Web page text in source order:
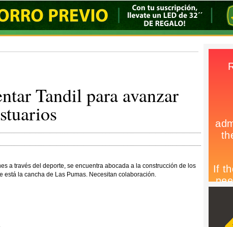
Tandil para avanzar
a través del deporte, se encuentra abocada a la construcción de los
está la cancha de Las Pumas. Necesitan colaboración.